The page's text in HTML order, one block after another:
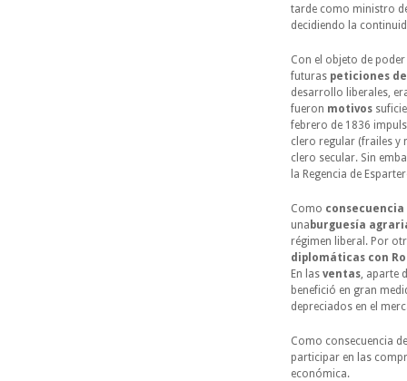
tarde como ministro
decidiendo la
Con el objeto de poder
futuras peticiones
desarrollo liberales,
fueron motivos
febrero de 1836
clero regular (frailes y
clero secular. Sin
la Regencia de
Como consecuencia
una burguesía
régimen liberal. Por
diplomáticas con
En las ventas, aparte
benefició en gran
depreciados en el
Como consecuencia
participar en las
económica.